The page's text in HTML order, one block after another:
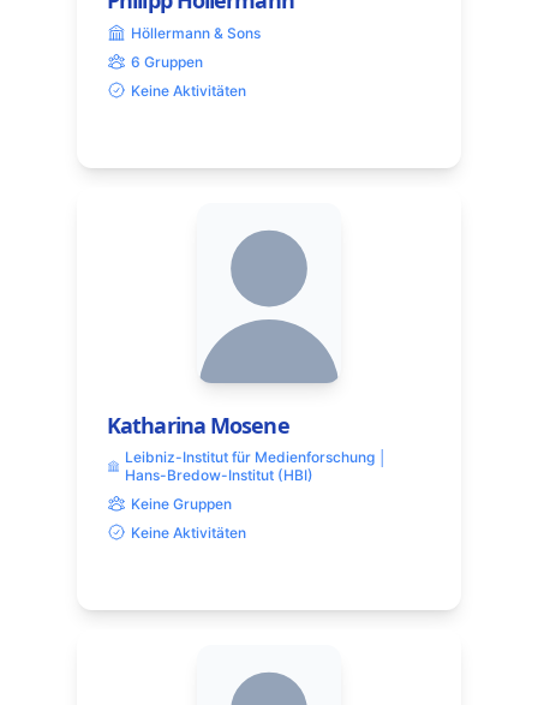
Höllermann & Sons
6 Gruppen
Keine Aktivitäten
Katharina Mosene
Leibniz-Institut für Medienforschung │
Hans-Bredow-Institut (HBI)
Keine Gruppen
Keine Aktivitäten